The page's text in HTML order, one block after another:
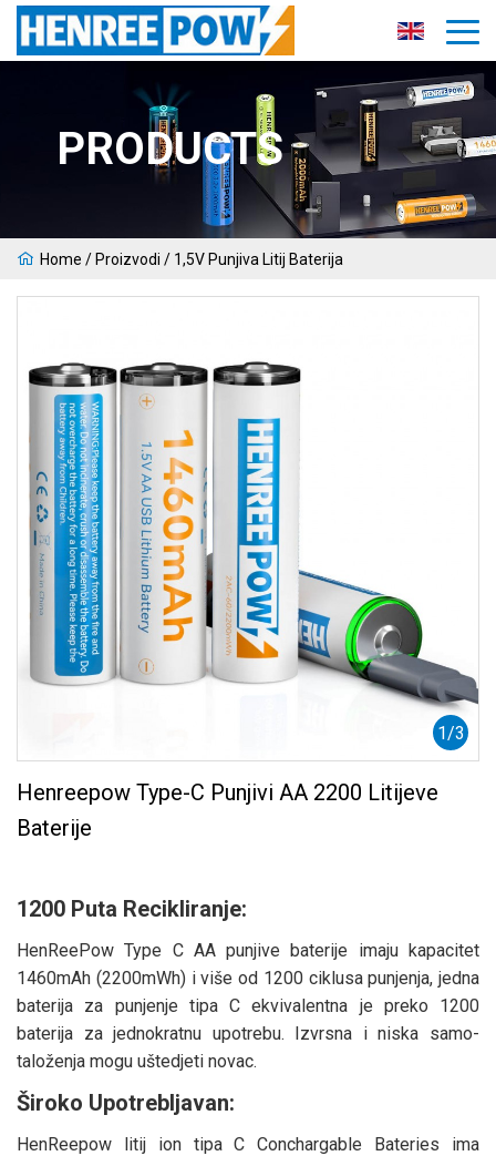
PRODUCTS
Home / Proizvodi / 1,5V Punjiva Litij Baterija
1/3
Henreepow Type-C Punjivi AA 2200 Litijeve
Baterije
1200 Puta Recikliranje:
HenReePow Type C AA punjive baterije imaju kapacitet
1460mAh (2200mWh) i više od 1200 ciklusa punjenja, jedna
baterija za punjenje tipa C ekvivalentna je preko 1200
baterija za jednokratnu upotrebu. Izvrsna i niska samo-
taloženja mogu uštedjeti novac.
Široko Upotrebljavan:
HenReepow litij ion tipa C Conchargable Bateries ima